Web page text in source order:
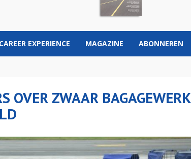
CAREER EXPERIENCE MAGAZINE ABONNEREN
OVER ZWAAR BAGAGEWERK